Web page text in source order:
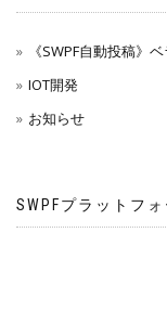
《SWPF自動投稿》
IOT開発
お知らせ
SWPFプラットフォ